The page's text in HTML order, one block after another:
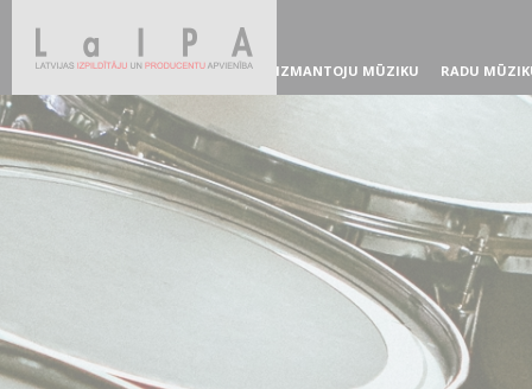
IZMANTOJU MŪZIKU RADU